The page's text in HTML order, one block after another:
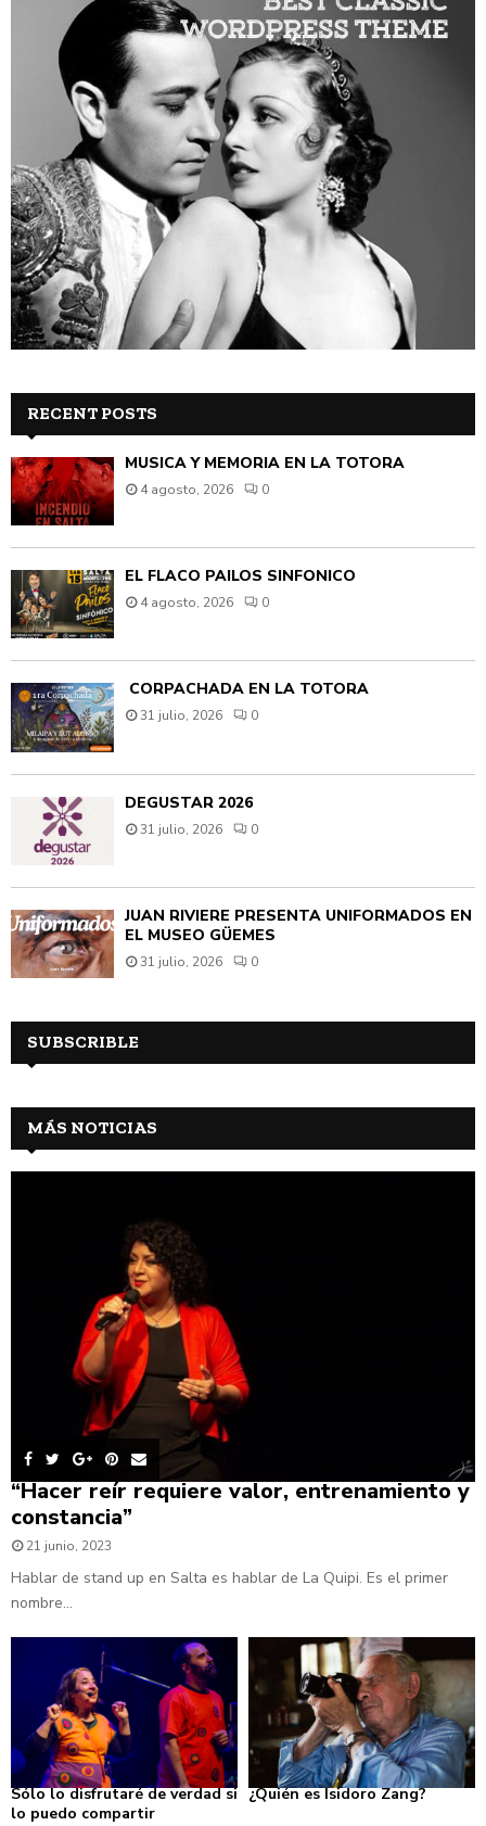
RECENT POSTS
MÚSICA Y MEMORIA EN LA TOTORA
4 agosto, 2026 0
EL FLACO PAILOS SINFÓNICO
4 agosto, 2026 0
CORPACHADA EN LA TOTORA
31 julio, 2026 0
DEGUSTAR 2026
31 julio, 2026 0
JUAN RIVIÈRE PRESENTA UNIFORMADOS EN
EL MUSEO GÜEMES
31 julio, 2026 0
SUBSCRIBLE
MÁS NOTICIAS
“Hacer reír requiere valor, entrenamiento y
constancia”
21 junio, 2023
Hablar de stand up en Salta es hablar de La Quipi. Es el primer
nombre...
Sólo lo disfrutaré de verdad si
lo puedo compartir
¿Quién es Isidoro Zang?